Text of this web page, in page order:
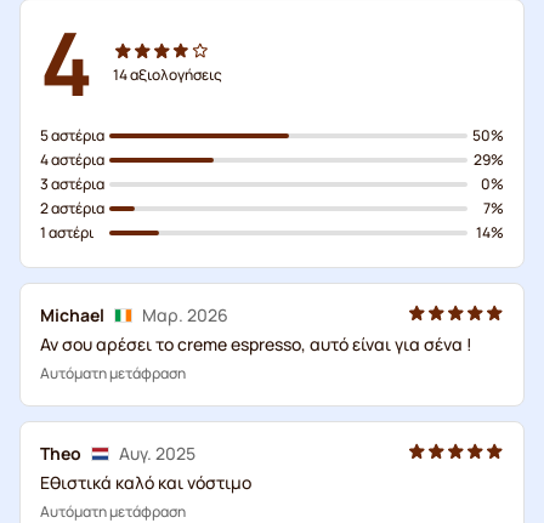
4 14αξιολογήσεις
5 αστέρια
4 αστέρια
3 αστέρια
2 αστέρια
1 αστέρι
50%
29%
0%
7%
14%
Michael
Μαρ. 2026
Αν σου αρέσει το creme espresso, αυτό είναι για σένα !
Αυτόματη μετάφραση
Theo
Αυγ. 2025
Εθιστικά καλό και νόστιμο
Αυτόματη μετάφραση